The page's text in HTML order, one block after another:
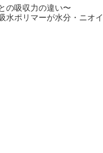
の吸収力の違い〜
水ポリマーが水分・ニオ